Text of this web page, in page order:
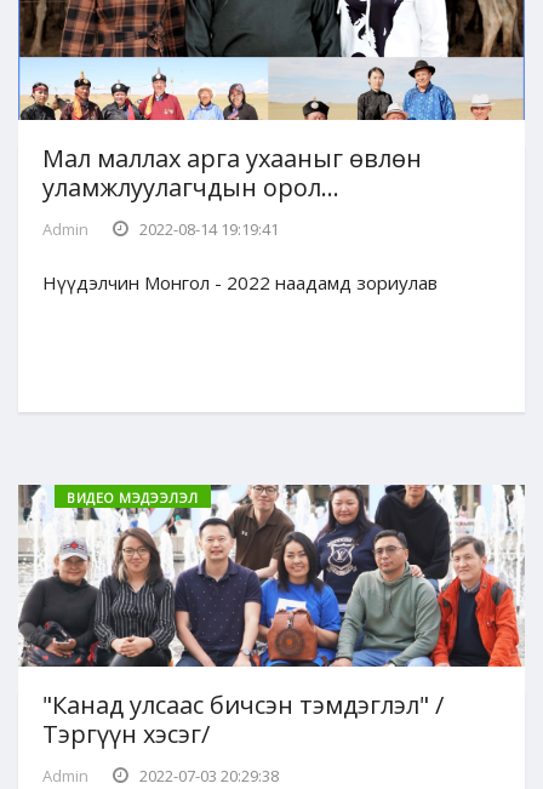
Мал маллах арга ухааныг өвлөн
уламжлуулагчдын орол...
Admin 2022-08-14 19:19:41
Нүүдэлчин Монгол - 2022 наадамд зориулав
ВИДЕО МЭДЭЭЛЭЛ
"Канад улсаас бичсэн тэмдэглэл" /
Тэргүүн хэсэг/
Admin 2022-07-03 20:29:38